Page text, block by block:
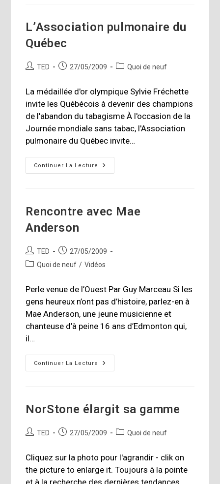
D’écoute
L’Association pulmonaire du
Québec
Auteur/autrice
publication :
TED
Publication
27/05/2009
PostQuoi de neuf
La médaillée d'or olympique Sylvie Fréchette
invite les Québécois à devenir des champions
de l'abandon du tabagisme À l'occasion de la
Journée mondiale sans tabac, l'Association
pulmonaire du Québec invite…
Continuer La Lecture
L’Association
Pulmonaire
Rencontre avec Mae
Anderson
Auteur/autrice
de
TED
Publication
publiée :
27/05/2009
PostQuoi de neuf / Vidéos
Perle venue de l’Ouest Par Guy Marceau Si les
gens heureux n’ont pas d’histoire, parlez-en à
Mae Anderson, une jeune musicienne et
chanteuse d’à peine 16 ans d’Edmonton qui,
il…
Continuer La Lecture
Rencontre
Avec
NorStone élargit sa gamme
Auteur/autrice
publication :
TED
Publication
27/05/2009
PostQuoi de neuf
Cliquez sur la photo pour l'agrandir - clik on
the picture to enlarge it. Toujours à la pointe
et à la recherche des dernières tendances,